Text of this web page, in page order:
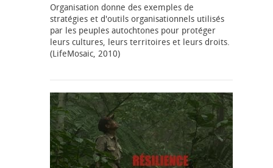
Organisation donne des exemples de
stratégies et d'outils organisationnels utilisés
par les peuples autochtones pour protéger
leurs cultures, leurs territoires et leurs droits.
(LifeMosaic, 2010)